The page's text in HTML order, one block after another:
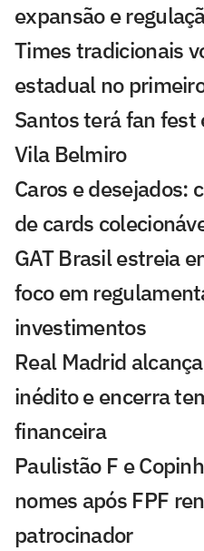
expansão e
Times tradicionais
estadual no
Santos terá fan fest
Vila Belmiro
Caros e desejados:
de cards
GAT Brasil estreia
foco em
investimentos
Real Madrid
inédito e encerra
financeira
Paulistão F e
nomes após FPF
patrocinador